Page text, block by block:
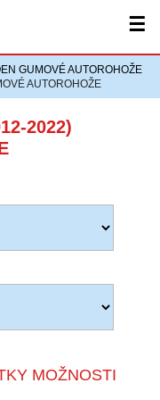
☰
GUMOVÉ AUTOROHOŽE
AUTOROHOŽE
2022)
MOŽNOSTI